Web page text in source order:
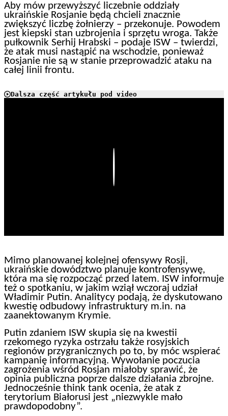
Aby mów przewyższyć liczebnie oddziały
ukraińskie Rosjanie będą chcieli znacznie
zwiększyć liczbę żołnierzy – przekonuje. Powodem
jest kiepski stan uzbrojenia i sprzętu wroga. Także
pułkownik Serhij Hrabski – podaje ISW – twierdzi,
że atak musi nastąpić na wschodzie, ponieważ
Rosjanie nie są w stanie przeprowadzić ataku na
całej linii frontu.
Dalsza część artykułu pod video
Mimo planowanej kolejnej ofensywy Rosji,
ukraińskie dowództwo planuje kontrofensywę,
która ma się rozpocząć przed latem. ISW informuje
też o spotkaniu, w jakim wziął wczoraj udział
Władimir Putin. Analitycy podają, że dyskutowano
kwestię odbudowy infrastruktury m.in. na
zaanektowanym Krymie.
Putin zdaniem ISW skupia się na kwestii
rzekomego ryzyka ostrzału także rosyjskich
regionów przygranicznych po to, by móc wspierać
kampanię informacyjną. Wywołanie poczucia
zagrożenia wśród Rosjan miałoby sprawić, że
opinia publiczna poprze dalsze działania zbrojne.
Jednocześnie think tank ocenia, że atak z
terytorium Białorusi jest „niezwykle mało
prawdopodobny”.